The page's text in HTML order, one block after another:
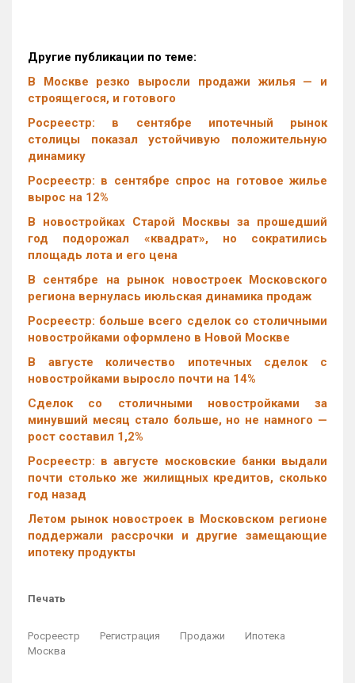
Другие публикации по теме:
В Москве резко выросли продажи жилья — и
строящегося, и готового
Росреестр: в сентябре ипотечный рынок
столицы показал устойчивую положительную
динамику
Росреестр: в сентябре спрос на готовое жилье
вырос на 12%
В новостройках Старой Москвы за прошедший
год подорожал «квадрат», но сократились
площадь лота и его цена
В сентябре на рынок новостроек Московского
региона вернулась июльская динамика продаж
Росреестр: больше всего сделок со столичными
новостройками оформлено в Новой Москве
В августе количество ипотечных сделок с
новостройками выросло почти на 14%
Cделок со столичными новостройками за
минувший месяц стало больше, но не намного —
рост составил 1,2%
Росреестр: в августе московские банки выдали
почти столько же жилищных кредитов, сколько
год назад
Летом рынок новостроек в Московском регионе
поддержали рассрочки и другие замещающие
ипотеку продукты
Печать
Росреестр Регистрация Продажи
Ипотека
Москва